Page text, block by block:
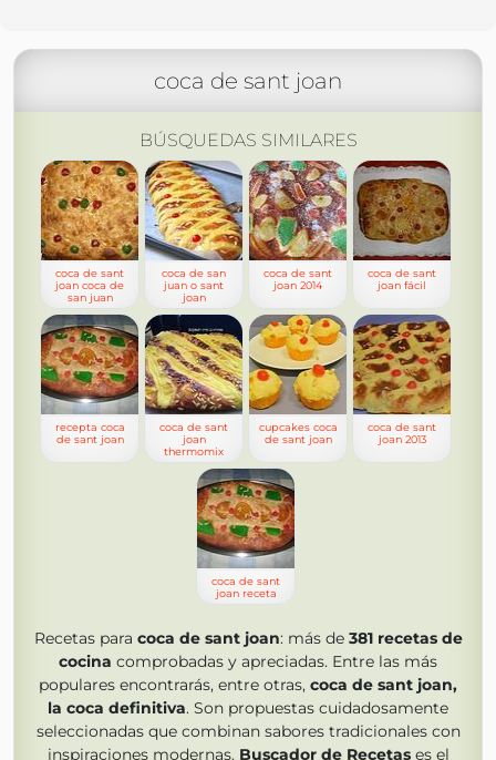
coca de sant joan
BÚSQUEDAS SIMILARES
coca de sant
joan coca de
san juan
coca de san
juan o sant
joan
coca de sant
joan 2014
coca de sant
joan fácil
recepta coca
de sant joan
coca de sant
joan
thermomix
cupcakes coca
de sant joan
coca de sant
joan 2013
coca de sant
joan receta
Recetas para coca de sant joan: más de 381 recetas de
cocina comprobadas y apreciadas. Entre las más
populares encontrarás, entre otras, coca de sant joan,
la coca definitiva. Son propuestas cuidadosamente
seleccionadas que combinan sabores tradicionales con
inspiraciones modernas. Buscador de Recetases el